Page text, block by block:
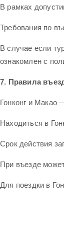
В рамках
Требования по
В случае если
ознакомлен с
7. Правила
Гонконг и Макао
Находиться в
Срок действия
При въезде
Для поездки в